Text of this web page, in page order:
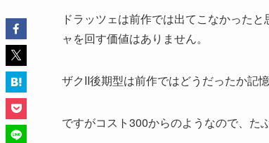
ドラッツェは前作では出てこなかった
ャを回す価値はありません。
ザクII後期型は前作ではどうだったか記憶
ですがコスト300からのようなので、た